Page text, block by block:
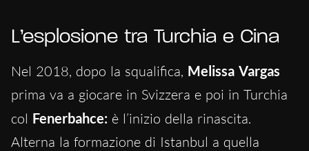
L’esplosione tra Turchia e Cina
Nel 2018, dopo la squalifica, Melissa Vargas
prima va a giocare in Svizzera e poi in Turchia
col Fenerbahce: è l’inizio della rinascita.
Alterna la formazione di Istanbul a quella